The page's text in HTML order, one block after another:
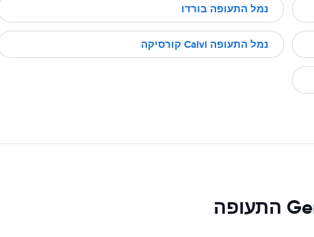
נמל התעופה בורדו
נמל התעופה Calvi קורסיקה